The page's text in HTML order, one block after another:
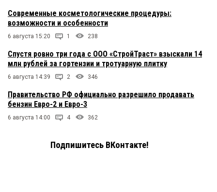
Современные косметологические процедуры:
возможности и особенности
6 августа 15:20 1 238
Спустя ровно три года с ООО «СтройТраст» взыскали 14
млн рублей за гортензии и тротуарную плитку
6 августа 14:39 2 346
Правительство РФ официально разрешило продавать
бензин Евро-2 и Евро-3
6 августа 14:00 4 362
Подпишитесь ВКонтакте!